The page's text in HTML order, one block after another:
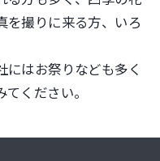
を撮りに来る方、いろ
にはお祭りなども多く
ください。